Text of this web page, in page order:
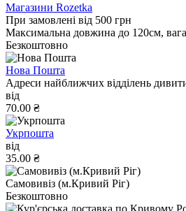
Магазини Rozetka
При замовлені від 500 грн
Максимальна довжина до 120см,
Безкоштовно
Нова Пошта
Адреси найближчих відділень
від
70.00 ₴
Укрпошта
від
35.00 ₴
Самовивіз (м.Кривий Ріг)
Безкоштовно